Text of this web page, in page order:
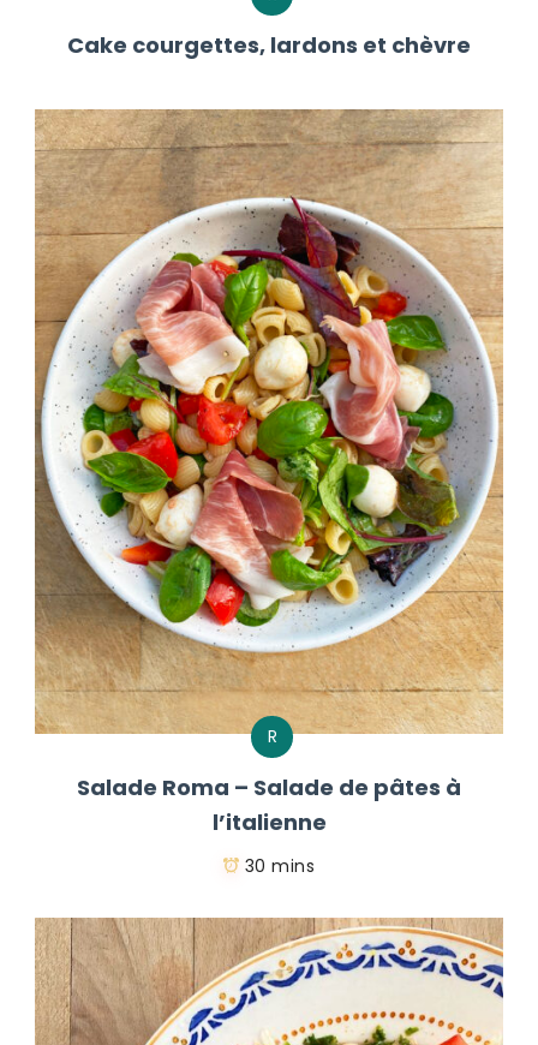
Cake courgettes, lardons et chèvre
R
Salade Roma – Salade de pâtes à
l’italienne
30 mins